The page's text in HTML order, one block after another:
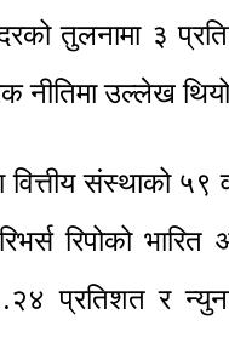
तुलनामा ३
नीतिमा उल्लेख
संस्थाको ५९
रिपोको भारित
प्रतिशत र